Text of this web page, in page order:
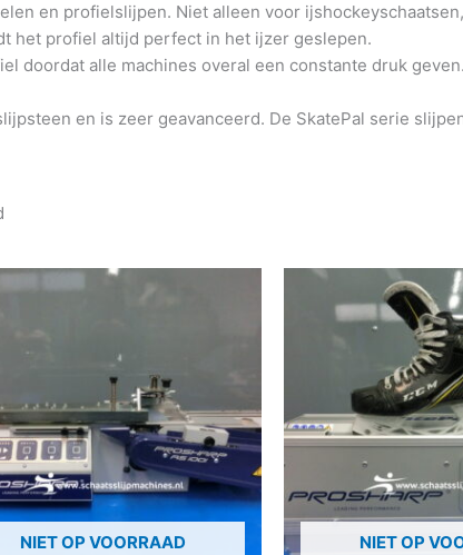
en profielslijpen. Niet alleen voor
het profiel altijd perfect in het ijzer geslepen.
doordat alle machines overal een constante druk
en is zeer geavanceerd. De SkatePal serie
NIET OP VOORRAAD NIET OP